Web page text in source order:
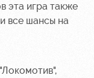
эта игра также
все шансы на